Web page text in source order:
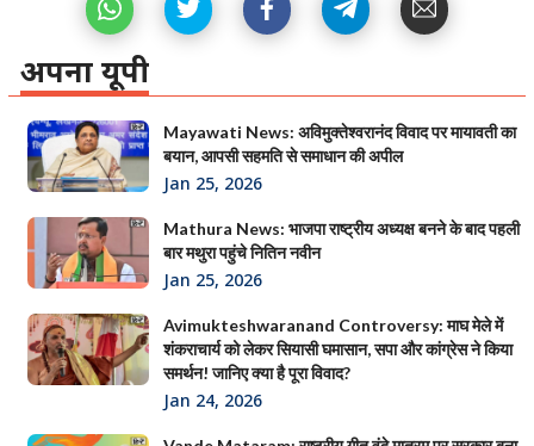
अपना यूपी
Mayawati News: अविमुक्तेश्वरानंद विवाद पर मायावती का
बयान, आपसी सहमति से समाधान की अपील
Jan 25, 2026
Mathura News: भाजपा राष्ट्रीय अध्यक्ष बनने के बाद पहली
बार मथुरा पहुंचे नितिन नवीन
Jan 25, 2026
Avimukteshwaranand Controversy: माघ मेले में
शंकराचार्य को लेकर सियासी घमासान, सपा और कांग्रेस ने किया
समर्थन! जानिए क्या है पूरा विवाद?
Jan 24, 2026